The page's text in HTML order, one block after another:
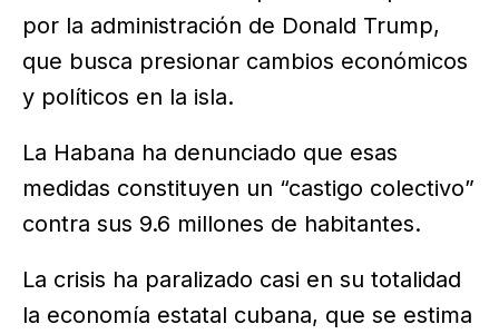
por la administración de Donald Trump,
que busca presionar cambios económicos
y políticos en la isla.
La Habana ha denunciado que esas
medidas constituyen un “castigo colectivo”
contra sus 9.6 millones de habitantes.
La crisis ha paralizado casi en su totalidad
la economía estatal cubana, que se estima